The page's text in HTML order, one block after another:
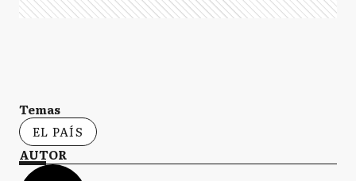
Temas
EL PAÍS
AUTOR